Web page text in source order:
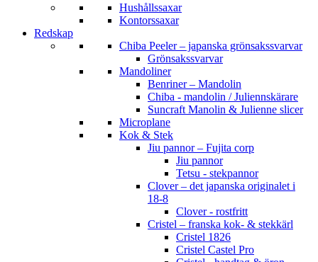
Hushållssaxar
Kontorssaxar
Redskap
Chiba Peeler – japanska grönsakssvarvar
Grönsakssvarvar
Mandoliner
Benriner – Mandolin
Chiba - mandolin / Juliennskärare
Suncraft Manolin & Julienne slicer
Microplane
Kok & Stek
Jiu pannor – Fujita corp
Jiu pannor
Tetsu - stekpannor
Clover – det japanska originalet i
18-8
Clover - rostfritt
Cristel – franska kok- & stekkärl
Cristel 1826
Cristel Castel Pro